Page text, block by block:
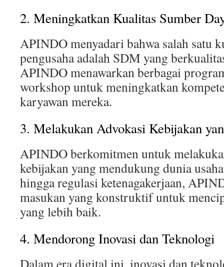
2. Meningkatkan Kualitas Sumber
APINDO menyadari bahwa salah satu
pengusaha adalah SDM yang
APINDO menawarkan berbagai
workshop untuk meningkatkan
karyawan mereka.
3. Melakukan Advokasi Kebijakan
APINDO berkomitmen untuk
kebijakan yang mendukung dunia
hingga regulasi ketenagakerjaan,
masukan yang konstruktif untuk
yang lebih baik.
4. Mendorong Inovasi dan Teknologi
Dalam era digital ini, inovasi dan